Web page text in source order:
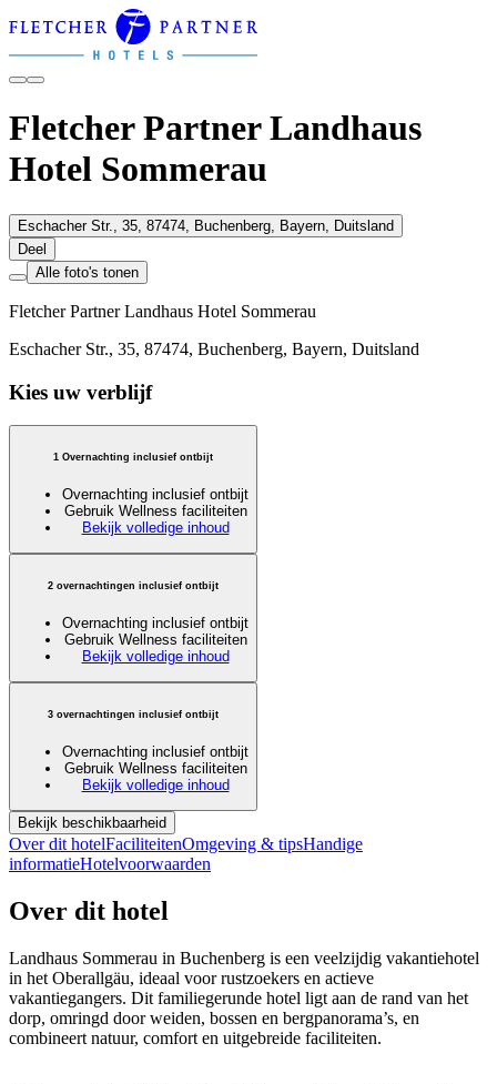
Fletcher Partner Landhaus
Hotel Sommerau
Eschacher Str., 35, 87474, Buchenberg, Bayern, Duitsland
Deel
Alle foto's tonen
Fletcher Partner Landhaus Hotel Sommerau
Eschacher Str., 35, 87474, Buchenberg, Bayern, Duitsland
Kies uw verblijf
1 Overnachting inclusief ontbijt
Overnachting inclusief ontbijt
Gebruik Wellness faciliteiten
Bekijk volledige inhoud
2 overnachtingen inclusief ontbijt
Overnachting inclusief ontbijt
Gebruik Wellness faciliteiten
Bekijk volledige inhoud
3 overnachtingen inclusief ontbijt
Overnachting inclusief ontbijt
Gebruik Wellness faciliteiten
Bekijk volledige inhoud
Bekijk beschikbaarheid
Over dit hotelFaciliteitenOmgeving & tipsHandige
informatieHotelvoorwaarden
Over dit hotel
Landhaus Sommerau in Buchenberg is een veelzijdig vakantiehotel
in het Oberallgäu, ideaal voor rustzoekers en actieve
vakantiegangers. Dit familiegerunde hotel ligt aan de rand van het
dorp, omringd door weiden, bossen en bergpanorama’s, en
combineert natuur, comfort en uitgebreide faciliteiten.